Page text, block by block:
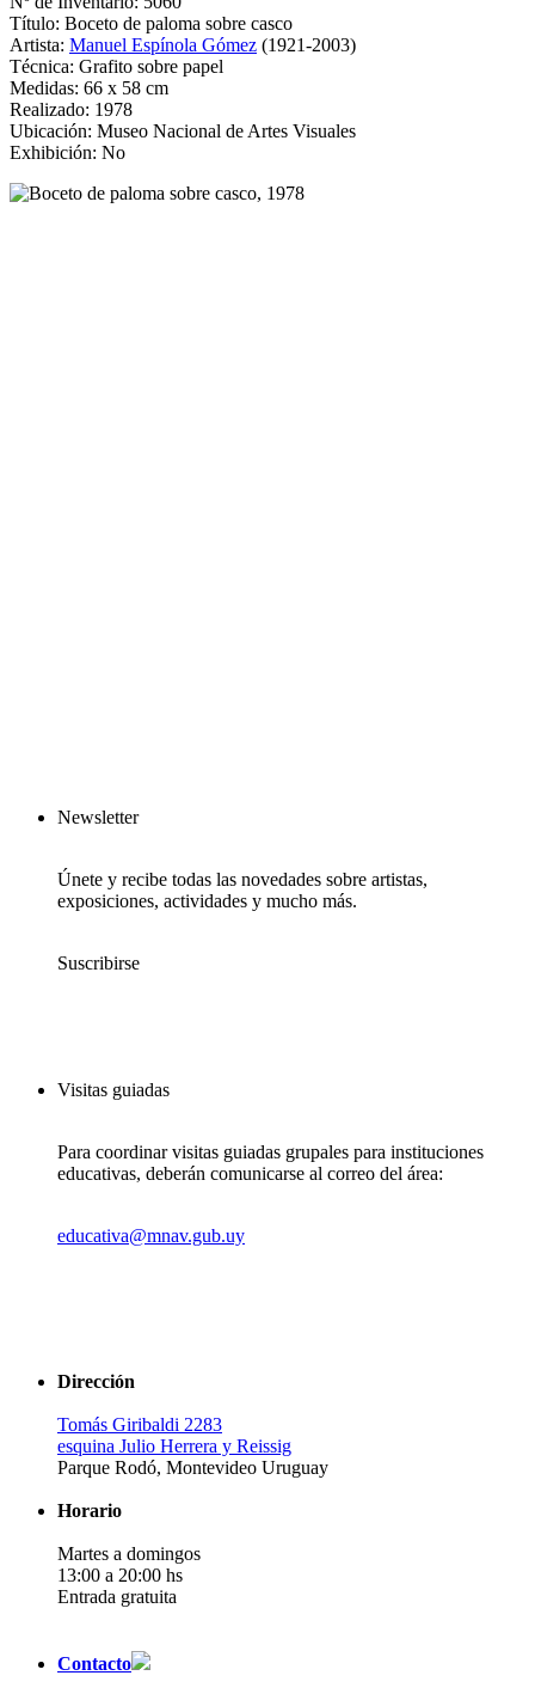
Título: Boceto de paloma sobre casco
Artista: Manuel Espínola Gómez (1921-2003)
Técnica: Grafito sobre papel
Medidas: 66 x 58 cm
Realizado: 1978
Ubicación: Museo Nacional de Artes Visuales
Exhibición: No
Newsletter
Únete y recibe todas las novedades sobre artistas,
exposiciones, actividades y mucho más.
Suscribirse
Visitas guiadas
Para coordinar visitas guiadas grupales para instituciones
educativas, deberán comunicarse al correo del área:
educativa@mnav.gub.uy
Dirección
Tomás Giribaldi 2283
esquina Julio Herrera y Reissig
Parque Rodó, Montevideo Uruguay
Horario
Martes a domingos
13:00 a 20:00 hs
Entrada gratuita
Contacto